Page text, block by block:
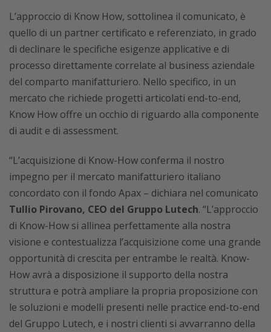
L’approccio di Know How, sottolinea il comunicato, è
quello di un partner certificato e referenziato, in grado
di declinare le specifiche esigenze applicative e di
processo direttamente correlate al business aziendale
del comparto manifatturiero. Nello specifico, in un
mercato che richiede progetti articolati end-to-end,
Know How offre un occhio di riguardo alla componente
di audit e di assessment.
“L’acquisizione di Know-How conferma il nostro
impegno per il mercato manifatturiero italiano
concordato con il fondo Apax – dichiara nel comunicato
Tullio Pirovano, CEO del Gruppo Lutech. “L’approccio
di Know-How si allinea perfettamente alla nostra
visione e contestualizza l’acquisizione come una grande
opportunità di crescita per entrambe le realtà. Know-
How avrà a disposizione il supporto della nostra
struttura e potrà ampliare la propria proposizione con
le soluzioni e modelli presenti nelle practice end-to-end
del Gruppo Lutech, e i nostri clienti si avvarranno della